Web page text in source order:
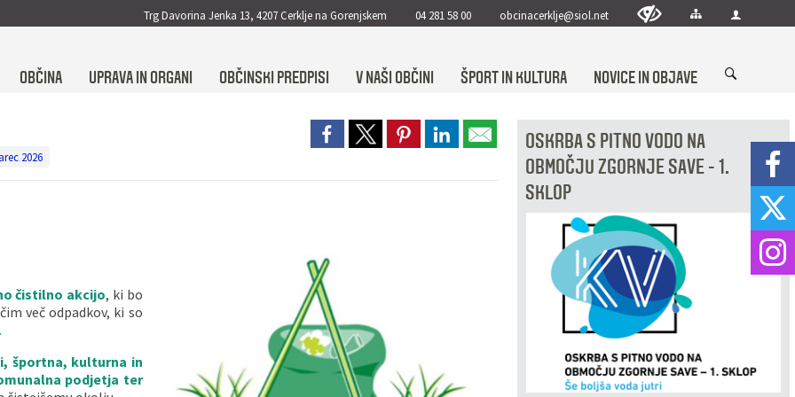
Trg Davorina Jenka 13, 4207 Cerklje na Gorenjskem 04 281 58 00 obcinacerklje@siol.net
OBČINA UPRAVA IN ORGANI OBČINSKI PREDPISI V NAŠI OBČINI ŠPORT IN KULTURA NOVICE IN OBJAVE
2026
čistilno akcijo, ki bo
več odpadkov, ki so
športna, kulturna in
podjetja ter
OSKRBA S PITNO VODO NA
OBMOČJU ZGORNJE SAVE - 1.
SKLOP